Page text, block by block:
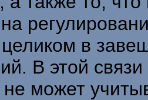
в
В этой
может